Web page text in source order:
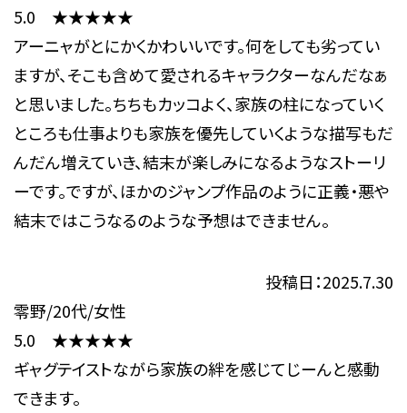
5.0 ★★★★★
アーニャがとにかくかわいいです。何をしても劣ってい
ますが、そこも含めて愛されるキャラクターなんだなぁ
と思いました。ちちもカッコよく、家族の柱になっていく
ところも仕事よりも家族を優先していくような描写もだ
んだん増えていき、結末が楽しみになるようなストーリ
ーです。ですが、ほかのジャンプ作品のように正義・悪や
結末ではこうなるのような予想はできません。
投稿日：2025.7.30
零野/20代/女性
5.0 ★★★★★
ギャグテイストながら家族の絆を感じてじーんと感動
できます。